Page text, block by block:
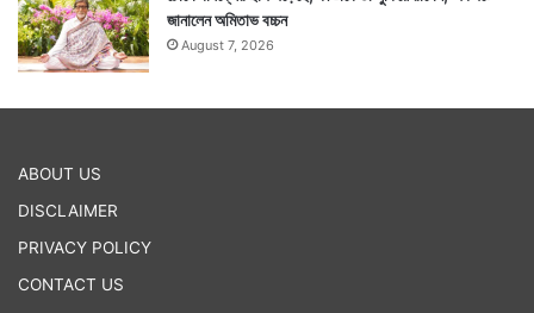
জানালেন অমিতাভ বচ্চন
August 7, 2026
ABOUT US
DISCLAIMER
PRIVACY POLICY
CONTACT US